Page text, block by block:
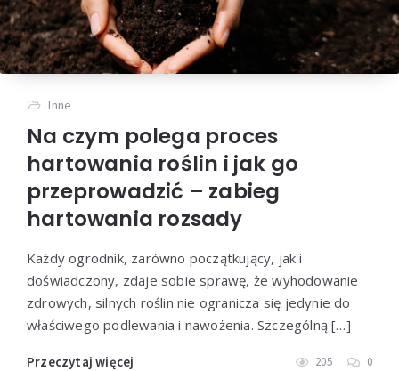
Inne
Na czym polega proces
hartowania roślin i jak go
przeprowadzić – zabieg
hartowania rozsady
Każdy ogrodnik, zarówno początkujący, jak i
doświadczony, zdaje sobie sprawę, że wyhodowanie
zdrowych, silnych roślin nie ogranicza się jedynie do
właściwego podlewania i nawożenia. Szczególną […]
Przeczytaj więcej 205 0